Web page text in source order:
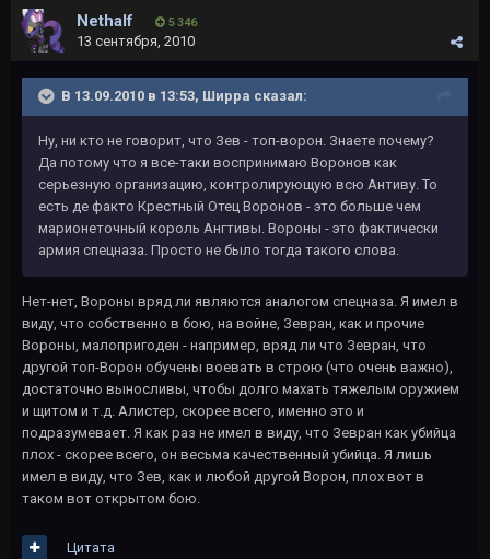
Nethalf 5 346
13 сентября, 2010
В 13.09.2010 в 13:53, Ширра сказал:
Ну, ни кто не говорит, что Зев - топ-ворон. Знаете почему?
Да потому что я все-таки воспринимаю Воронов как
серьезную организацию, контролирующую всю Антиву. То
есть де факто Крестный Отец Воронов - это больше чем
марионеточный король Ангтивы. Вороны - это фактически
армия спецназа. Просто не было тогда такого слова.
Нет-нет, Вороны вряд ли являются аналогом спецназа. Я имел в
виду, что собственно в бою, на войне, Зевран, как и прочие
Вороны, малопригоден - например, вряд ли что Зевран, что
другой топ-Ворон обучены воевать в строю (что очень важно),
достаточно выносливы, чтобы долго махать тяжелым оружием
и щитом и т.д. Алистер, скорее всего, именно это и
подразумевает. Я как раз не имел в виду, что Зевран как убийца
плох - скорее всего, он весьма качественный убийца. Я лишь
имел в виду, что Зев, как и любой другой Ворон, плох вот в
таком вот открытом бою.
Цитата